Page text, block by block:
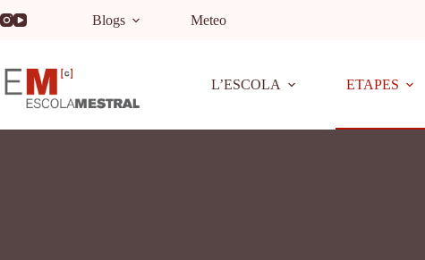
Blogs Meteo
L’ESCOLA ETAPES